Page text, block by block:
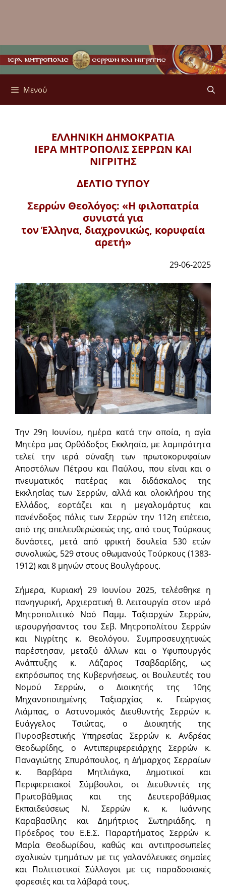
Μενού
ΕΛΛΗΝΙΚΗ ΔΗΜΟΚΡΑΤΙΑ
ΙΕΡΑ ΜΗΤΡΟΠΟΛΙΣΣΕΡΡΩΝ ΚΑΙ
ΝΙΓΡΙΤΗΣ
ΔΕΛΤΙΟ ΤΥΠΟΥ
Σερρών Θεολόγος: «Η φιλοπατρία
συνιστά για
τον Έλληνα, διαχρονικώς, κορυφαία
αρετή»
29-06-2025
Την 29η Ιουνίου, ημέρα κατά την οποία, η αγία
Μητέρα μας Ορθόδοξος Εκκλησία, με λαμπρότητα
τελεί την ιερά σύναξη των πρωτοκορυφαίων
Αποστόλων Πέτρου και Παύλου, που είναι και ο
πνευματικός πατέρας και διδάσκαλος της
Εκκλησίας των Σερρών, αλλά και ολοκλήρου της
Ελλάδος, εορτάζει και η μεγαλομάρτυς και
πανένδοξος πόλις των Σερρών την 112η επέτειο,
από της απελευθερώσεώς της, από τους Τούρκους
δυνάστες, μετά από φρικτή δουλεία 530 ετών
συνολικώς, 529 στους οθωμανούς Τούρκους (1383-
1912) και 8 μηνών στους Βουλγάρους.
Σήμερα, Κυριακή 29 Ιουνίου 2025, τελέσθηκε η
πανηγυρική, Αρχιερατική θ. Λειτουργία στον ιερό
Μητροπολιτικό Ναό Παμμ. Ταξιαρχών Σερρών,
ιερουργήσαντος του Σεβ. Μητροπολίτου Σερρών
και Νιγρίτης κ. Θεολόγου. Συμπροσευχητικώς
παρέστησαν, μεταξύ άλλων και ο Υφυπουργός
Ανάπτυξης κ. Λάζαρος Τσαβδαρίδης, ως
εκπρόσωπος της Κυβερνήσεως, οι Βουλευτές του
Νομού Σερρών, ο Διοικητής της 10ης
Μηχανοποιημένης Ταξιαρχίας κ. Γεώργιος
Λιάμπας, ο Αστυνομικός Διευθυντής Σερρών κ.
Ευάγγελος Τσιώτας, ο Διοικητής της
Πυροσβεστικής Υπηρεσίας Σερρών κ. Ανδρέας
Θεοδωρίδης, o Αντιπεριφερειάρχης Σερρών κ.
Παναγιώτης Σπυρόπουλος, η Δήμαρχος Σερραίων
κ. Βαρβάρα Μητλιάγκα, Δημοτικοί και
Περιφερειακοί Σύμβουλοι, οι Διευθυντές της
Πρωτοβάθμιας και της Δευτεροβάθμιας
Εκπαιδεύσεως Ν. Σερρών κ. κ. Ιωάννης
Καραβασίλης και Δημήτριος Σωτηριάδης, η
Πρόεδρος του Ε.Ε.Σ. Παραρτήματος Σερρών κ.
Μαρία Θεοδωρίδου, καθώς και αντιπροσωπείες
σχολικών τμημάτων με τις γαλανόλευκες σημαίες
και Πολιτιστικοί Σύλλογοι με τις παραδοσιακές
φορεσιές και τα λάβαρά τους.